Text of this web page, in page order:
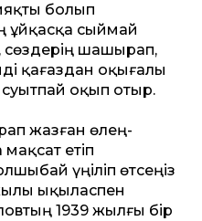
болып
ұйқасқа сыймай
сөздерің шашырап,
қағаздан оқығалы
оқып отыр.
жазған өлең-
етіп
үңіліп өтсеңіз
ықыласпен
1939 жылғы бір